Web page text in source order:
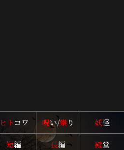
ヒトコワ 呪い/祟り 妖怪
短編 長編 殿堂